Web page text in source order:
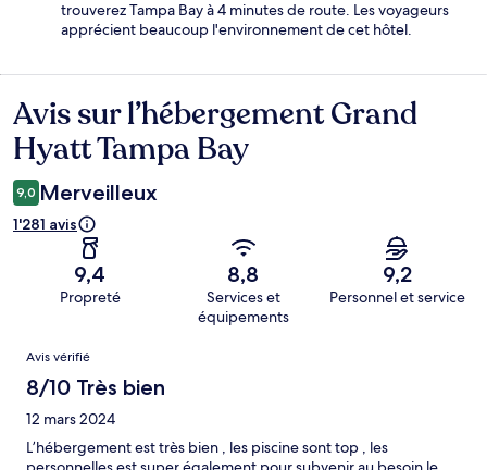
trouverez Tampa Bay à 4 minutes de route. Les voyageurs
apprécient beaucoup l'environnement de cet hôtel.
Avis
Avis sur l’hébergement Grand
Hyatt Tampa Bay
9,0 Merveilleux
1'281 avis
9,4
Propreté
8,8
Services et
équipements
9,2
Personnel et service
Avis
Avis vérifié
8/10 Très bien
12 mars 2024
L’hébergement est très bien , les piscine sont top , les